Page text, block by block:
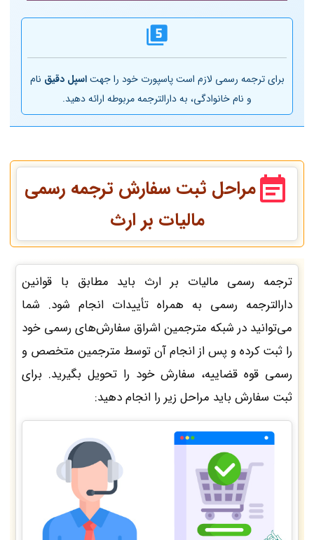
برای ترجمه رسمی لازم است پاسپورت خود را جهتاسپل دقیق نام
و نام خانوادگی، به دارالترجمه مربوطه ارائه دهید.
مراحل ثبت سفارش ترجمه رسمی
مالیات بر ارث
ترجمه رسمی مالیات بر ارث باید مطابق با قوانین
دارالترجمه رسمی به همراه تأییدات انجام شود. شما
می‌توانید در شبکه مترجمین اشراق سفارش‌های رسمی خود
را ثبت کرده و پس از انجام آن توسط مترجمین متخصص و
رسمی قوه قضاییه، سفارش خود را تحویل بگیرید. برای
ثبت سفارش باید مراحل زیر را انجام دهید: